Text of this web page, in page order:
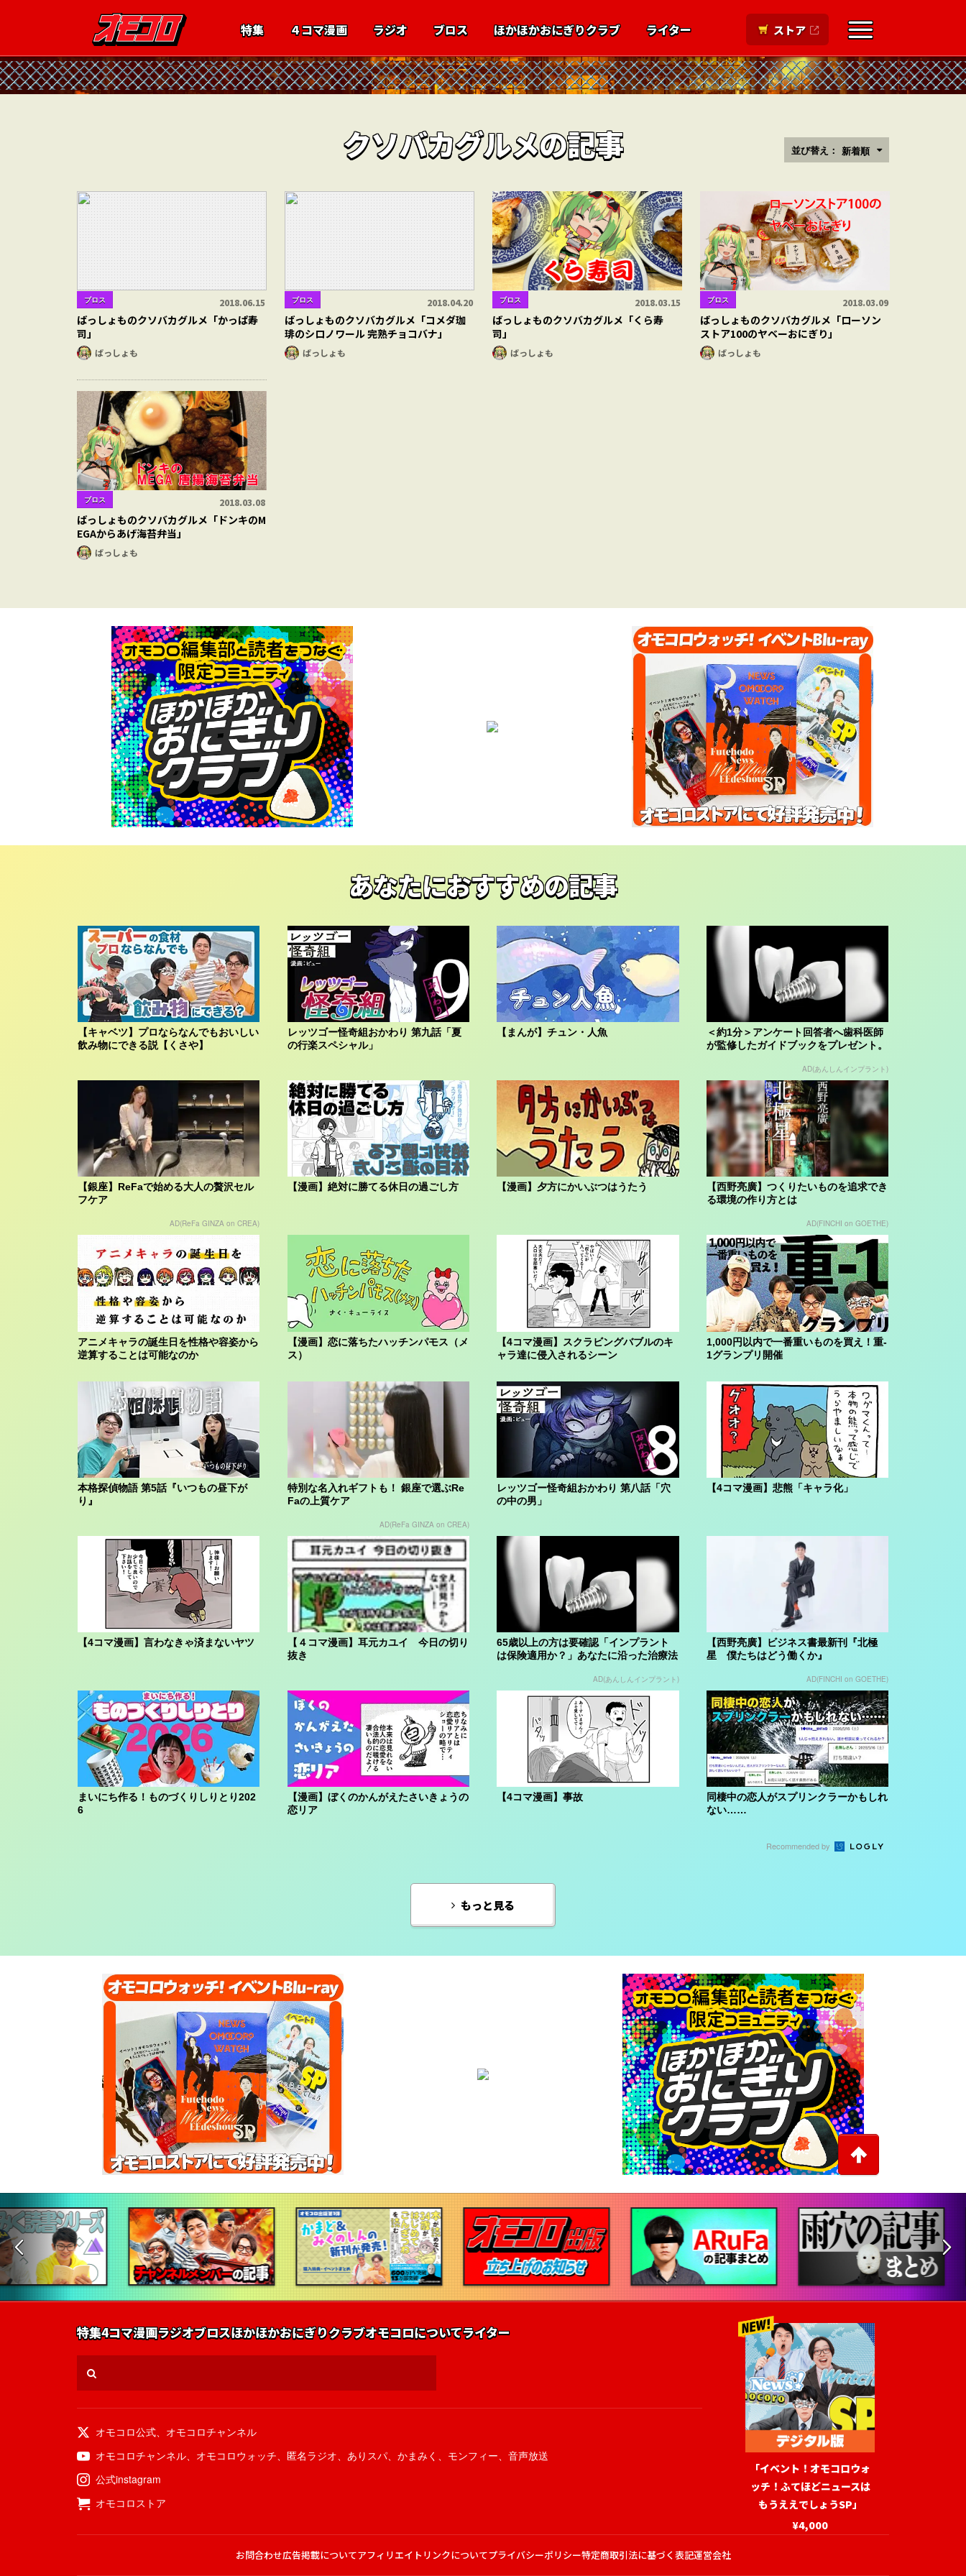
特集 ４コマ漫画 ラジオ ブロス ほかほかおにぎりクラブ ライター ストア
クソバカグルメの記事 並び替え： 新着順
ブロス 2018.06.15
ばっしょものクソバカグルメ「かっぱ寿
司」
ばっしょも
ブロス 2018.04.20
ばっしょものクソバカグルメ「コメダ珈
琲のシロノワール 完熟チョコバナ」
ばっしょも
ブロス 2018.03.15
ばっしょものクソバカグルメ「くら寿
司」
ばっしょも
ブロス 2018.03.09
ばっしょものクソバカグルメ「ローソン
ストア100のヤベーおにぎり」
ばっしょも
ブロス 2018.03.08
ばっしょものクソバカグルメ「ドンキのM
EGAからあげ海苔弁当」
ばっしょも
あなたにおすすめの記事
【キャベツ】プロならなんでもおいしい
飲み物にできる説【くさや】
レッツゴー怪奇組おかわり 第九話「夏
の行楽スペシャル」
【まんが】チュン・人魚
＜約1分＞アンケート回答者へ歯科医師
が監修したガイドブックをプレゼント。
AD(あんしんインプラント)
【銀座】ReFaで始める大人の贅沢セル
フケア
AD(ReFa GINZA on CREA)
【漫画】絶対に勝てる休日の過ごし方 【漫画】夕方にかいぶつはうたう
【西野亮廣】つくりたいものを追求でき
る環境の作り方とは
AD(FINCHI on GOETHE)
アニメキャラの誕生日を性格や容姿から
逆算することは可能なのか
【漫画】恋に落ちたハッチンパモス（メ
ス）
【4コマ漫画】スクラビングバブルのキ
ャラ達に侵入されるシーン
1,000円以内で一番重いものを買え！重-
1グランプリ開催
本格探偵物語 第5話『いつもの昼下が
り』
特別な名入れギフトも！ 銀座で選ぶRe
Faの上質ケア
AD(ReFa GINZA on CREA)
レッツゴー怪奇組おかわり 第八話「穴
の中の男」
【4コマ漫画】悲熊「キャラ化」
【4コマ漫画】言わなきゃ済まないヤツ
【４コマ漫画】耳元カユイ 今日の切り
抜き
65歳以上の方は要確認「インプラント
は保険適用か？」あなたに沿った治療法
AD(あんしんインプラント)
【西野亮廣】ビジネス書最新刊『北極
星 僕たちはどう働くか』
AD(FINCHI on GOETHE)
まいにち作る！ものづくりしりとり202
6
【漫画】ぼくのかんがえたさいきょうの
恋リア
【4コマ漫画】事故
同棲中の恋人がスプリンクラーかもしれ
ない……
Recommended by
もっと見る
特集4コマ漫画ラジオブロスほかほかおにぎりクラブオモコロについてライター
オモコロ公式、 オモコロチャンネル
オモコロチャンネル、 オモコロウォッチ、 匿名ラジオ、 ありスパ、 かまみく 、 モンフィー、 音声放送
公式instagram
オモコロストア
「イベント！オモコロウォ
ッチ！ふてほどニュースは
もうええでしょうSP」
¥4,000
お問合わせ広告掲載についてアフィリエイトリンクについてプライバシーポリシー特定商取引法に基づく表記運営会社